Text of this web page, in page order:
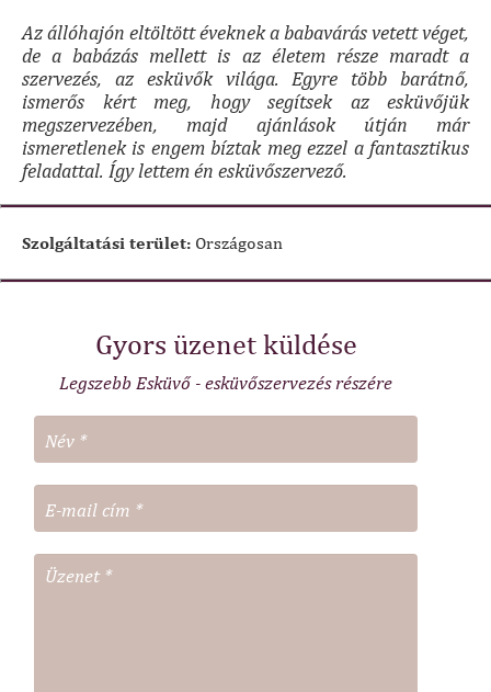
Az állóhajón eltöltött éveknek a babavárás vetett véget,
de a babázás mellett is az életem része maradt a
szervezés, az esküvők világa. Egyre több barátnő,
ismerős kért meg, hogy segítsek az esküvőjük
megszervezében, majd ajánlások útján már
ismeretlenek is engem bíztak meg ezzel a fantasztikus
feladattal. Így lettem én esküvőszervező.
Szolgáltatási terület: Országosan
Gyors üzenet küldése
Legszebb Esküvő - esküvőszervezés részére